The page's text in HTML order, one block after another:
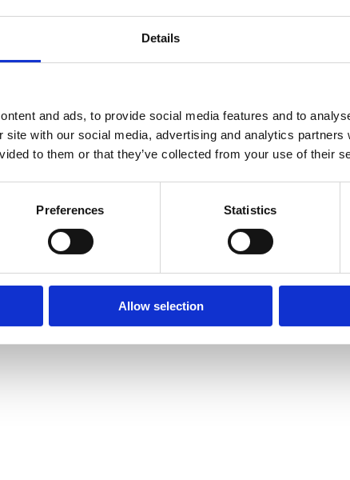
Details
and ads, to provide social media features and to
site with our social media, advertising and analytics partners
to them or that they’ve collected from your use of their
Preferences Statistics
Allow selection
auttaneet asiakkaitamme saavuttamaan
ja pilvipalveluiden uutisista.